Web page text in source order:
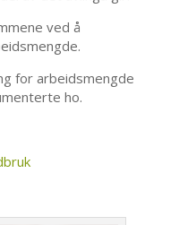
ved å
for arbeidsmengde
ho.